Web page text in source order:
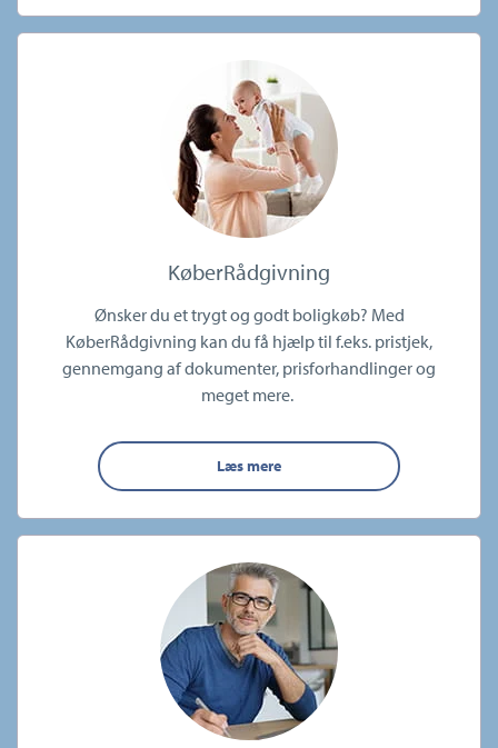
KøberRådgivning
Ønsker du et trygt og godt boligkøb? Med
KøberRådgivning kan du få hjælp til f.eks. pristjek,
gennemgang af dokumenter, prisforhandlinger og
meget mere.
Læs mere